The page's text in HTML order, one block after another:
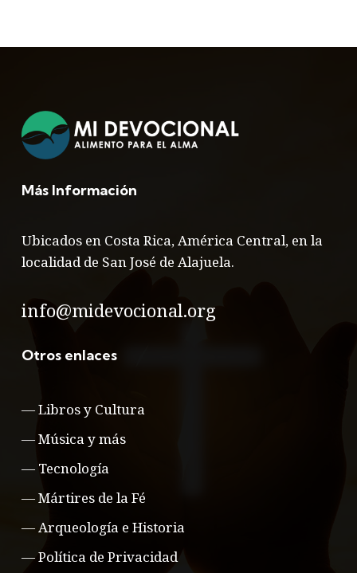
Más Información
Ubicados en Costa Rica, América Central, en la
localidad de San José de Alajuela.
info@midevocional.org
Otros enlaces
—Libros y Cultura
—Música y más
— Tecnología
—Mártires de la Fé
—Arqueología e Historia
—Política de Privacidad